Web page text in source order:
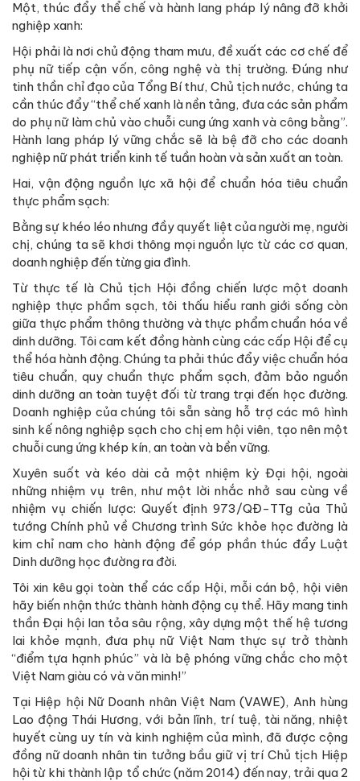
Một, thúc đẩy thể chế và hành lang pháp lý nâng đỡ khởi
nghiệp xanh:
Hội phải là nơi chủ động tham mưu, đề xuất các cơ chế để
phụ nữ tiếp cận vốn, công nghệ và thị trường. Đúng như
tinh thần chỉ đạo của Tổng Bí thư, Chủ tịch nước, chúng ta
cần thúc đẩy “thể chế xanh là nền tảng, đưa các sản phẩm
do phụ nữ làm chủ vào chuỗi cung ứng xanh và công bằng”.
Hành lang pháp lý vững chắc sẽ là bệ đỡ cho các doanh
nghiệp nữ phát triển kinh tế tuần hoàn và sản xuất an toàn.
Hai, vận động nguồn lực xã hội để chuẩn hóa tiêu chuẩn
thực phẩm sạch:
Bằng sự khéo léo nhưng đầy quyết liệt của người mẹ, người
chị, chúng ta sẽ khơi thông mọi nguồn lực từ các cơ quan,
doanh nghiệp đến từng gia đình.
Từ thực tế là Chủ tịch Hội đồng chiến lược một doanh
nghiệp thực phẩm sạch, tôi thấu hiểu ranh giới sống còn
giữa thực phẩm thông thường và thực phẩm chuẩn hóa về
dinh dưỡng. Tôi cam kết đồng hành cùng các cấp Hội để cụ
thể hóa hành động. Chúng ta phải thúc đẩy việc chuẩn hóa
tiêu chuẩn, quy chuẩn thực phẩm sạch, đảm bảo nguồn
dinh dưỡng an toàn tuyệt đối từ trang trại đến học đường.
Doanh nghiệp của chúng tôi sẵn sàng hỗ trợ các mô hình
sinh kế nông nghiệp sạch cho chị em hội viên, tạo nên một
chuỗi cung ứng khép kín, an toàn và bền vững.
Xuyên suốt và kéo dài cả một nhiệm kỳ Đại hội, ngoài
những nhiệm vụ trên, như một lời nhắc nhở sau cùng về
nhiệm vụ chiến lược: Quyết định 973/QĐ-TTg của Thủ
tướng Chính phủ về Chương trình Sức khỏe học đường là
kim chỉ nam cho hành động để góp phần thúc đẩy Luật
Dinh dưỡng học đường ra đời.
Tôi xin kêu gọi toàn thể các cấp Hội, mỗi cán bộ, hội viên
hãy biến nhận thức thành hành động cụ thể. Hãy mang tinh
thần Đại hội lan tỏa sâu rộng, xây dựng một thế hệ tương
lai khỏe mạnh, đưa phụ nữ Việt Nam thực sự trở thành
“điểm tựa hạnh phúc” và là bệ phóng vững chắc cho một
Việt Nam giàu có và văn minh!”
Tại Hiệp hội Nữ Doanh nhân Việt Nam (VAWE), Anh hùng
Lao động Thái Hương, với bản lĩnh, trí tuệ, tài năng, nhiệt
huyết cùng uy tín và kinh nghiệm của mình, đã được cộng
đồng nữ doanh nhân tin tưởng bầu giữ vị trí Chủ tịch Hiệp
hội từ khi thành lập tổ chức (năm 2014) đến nay, trải qua 2